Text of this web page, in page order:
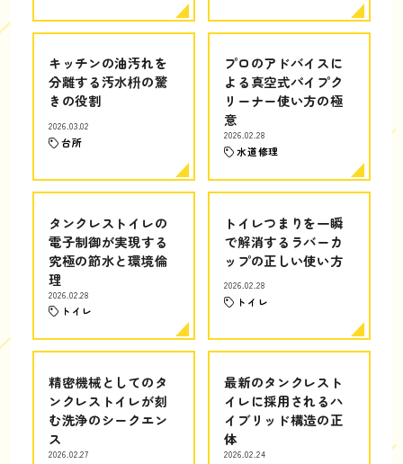
キッチンの油汚れを
分離する汚水枡の驚
きの役割
2026.03.02
台所
プロのアドバイスに
よる真空式パイプク
リーナー使い方の極
意
2026.02.28
水道修理
タンクレストイレの
電子制御が実現する
究極の節水と環境倫
理
2026.02.28
トイレ
トイレつまりを一瞬
で解消するラバーカ
ップの正しい使い方
2026.02.28
トイレ
精密機械としてのタ
ンクレストイレが刻
む洗浄のシークエン
ス
2026.02.27
最新のタンクレスト
イレに採用されるハ
イブリッド構造の正
体
2026.02.24